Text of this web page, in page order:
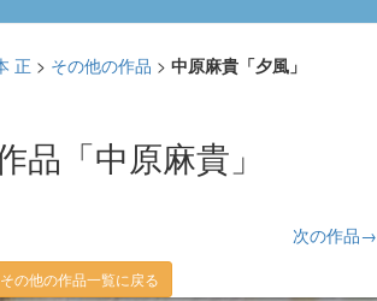
正 > その他の作品 > 中原麻貴「夕風」
品「中原麻貴」
次の作品→
その他の作品一覧に戻る